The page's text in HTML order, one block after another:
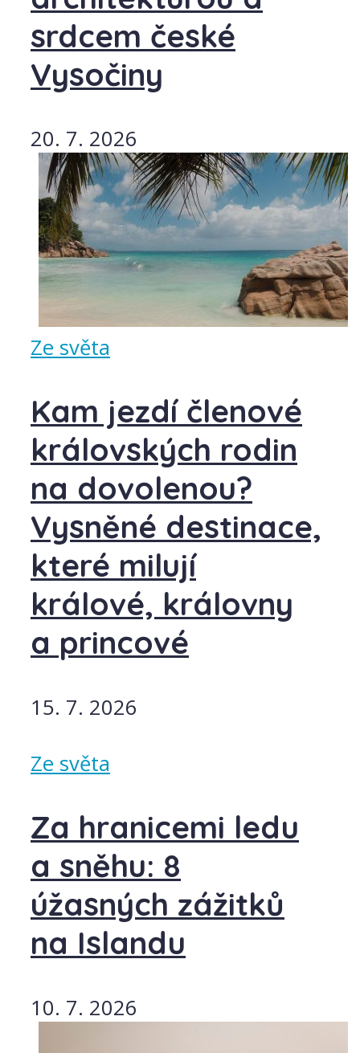
srdcem české
Vysočiny
20. 7. 2026
Ze světa
Kam jezdí členové
královských rodin
na dovolenou?
Vysněné destinace,
které milují
králové, královny
a princové
15. 7. 2026
Ze světa
Za hranicemi ledu
a sněhu: 8
úžasných zážitků
na Islandu
10. 7. 2026